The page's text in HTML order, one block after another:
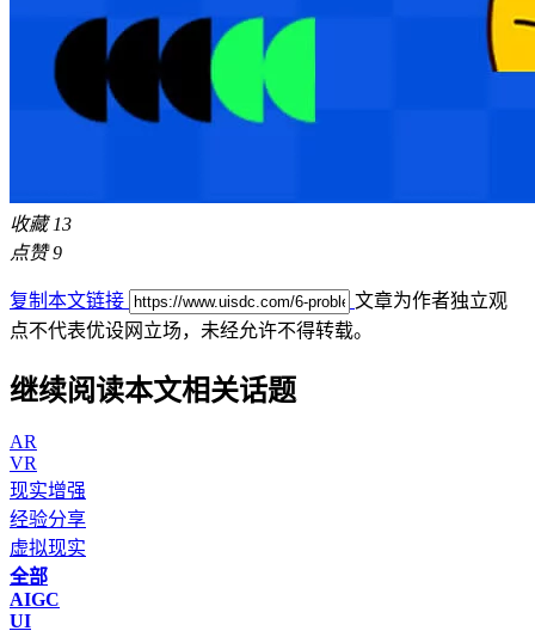
收藏 13
点赞 9
复制本文链接
文章为作者独立观
点不代表优设网立场， 未经允许不得转载。
继续阅读本文相关话题
AR
VR
现实增强
经验分享
虚拟现实
全部
AIGC
UI